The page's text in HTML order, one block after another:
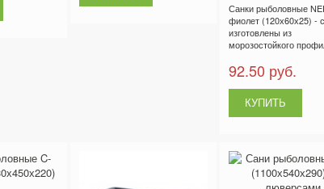
Санки рыболовные
фиолет (120х60х25) -
изготовлены из
морозостойкого
92.50 руб.